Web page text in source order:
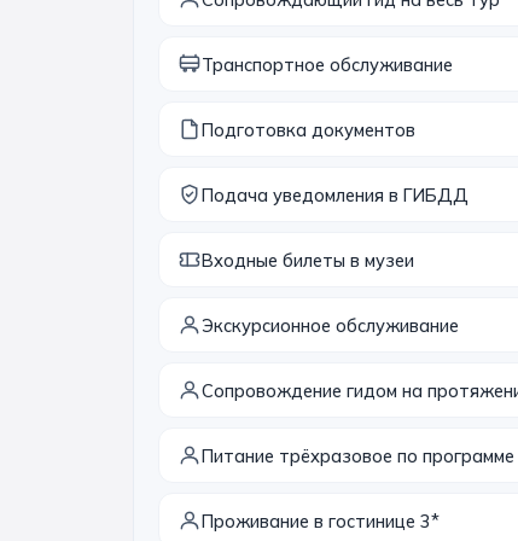
Транспортное обслуживание
Подготовка документов
Подача уведомления в ГИБДД
Входные билеты в музеи
Экскурсионное обслуживание
Сопровождение гидом на
Питание трёхразовое по программе
Проживание в гостинице 3*